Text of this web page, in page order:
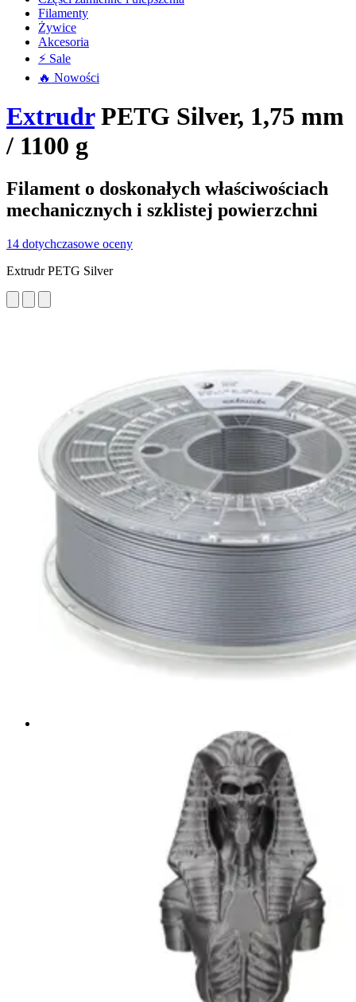
Filamenty
Żywice
Akcesoria
⚡ Sale
🔥 Nowości
ExtrudrPETG Silver, 1,75 mm
/ 1100 g
Filament o doskonałych właściwościach
mechanicznych i szklistej powierzchni
14 dotychczasowe oceny
Extrudr PETG Silver